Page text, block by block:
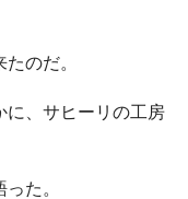
のだ。
、サヒーリの工房
た。